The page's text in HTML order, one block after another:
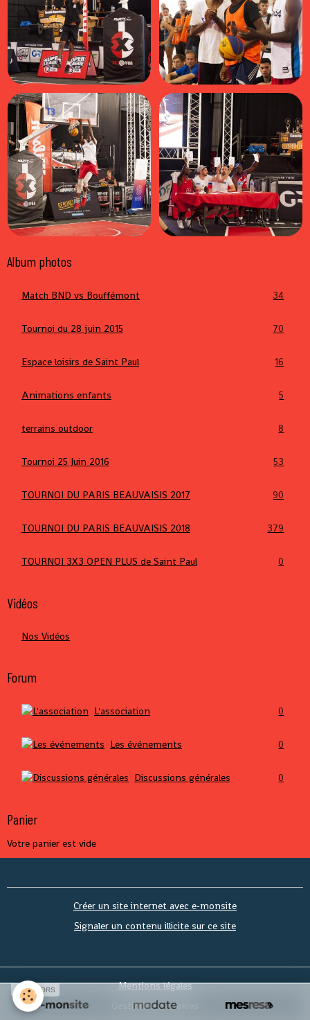
Album photos
Match BND vs Bouffémont 34
Tournoi du 28 juin 2015 70
Espace loisirs de Saint Paul 16
Animations enfants 5
terrains outdoor 8
Tournoi 25 Juin 2016 53
TOURNOI DU PARIS BEAUVAISIS 2017 90
TOURNOI DU PARIS BEAUVAISIS 2018 379
TOURNOI 3X3 OPEN PLUS de Saint Paul 0
Vidéos
Nos Vidéos
Forum
L'association 0
Les événements 0
Discussions générales 0
Panier
Votre panier est vide
Créer un site internet avec e-monsite
Signaler un contenu illicite sur ce site
Mentions légales
Gestion des cookies
SPONSORS